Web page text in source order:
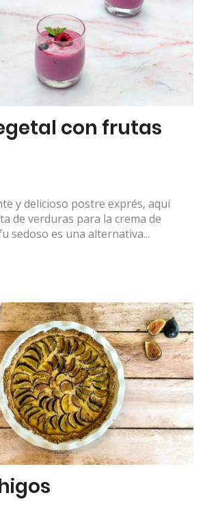
con frutas
y delicioso postre exprés, aquí
de verduras para la crema de
sedoso es una alternativa...